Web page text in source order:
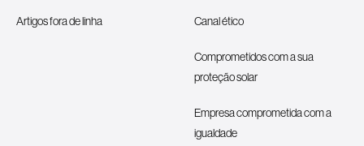
Artigos fora de linha Canal ético
Comprometidos com a sua
proteção solar
Empresa comprometida com a
igualdade